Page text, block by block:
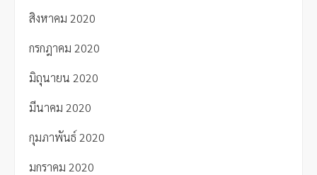
สิงหาคม 2020
กรกฎาคม 2020
มิถุนายน 2020
มีนาคม 2020
กุมภาพันธ์ 2020
มกราคม 2020